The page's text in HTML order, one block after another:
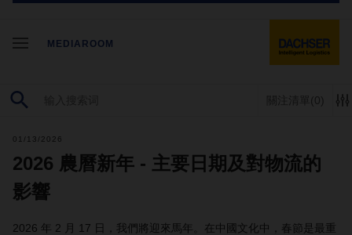
MEDIAROOM
(0)
01/13/2026
2026 農曆新年 - 主要日期及對物流的
影響
2026 年 2 月 17 日，我們將迎來馬年。在中國文化中，春節是最重